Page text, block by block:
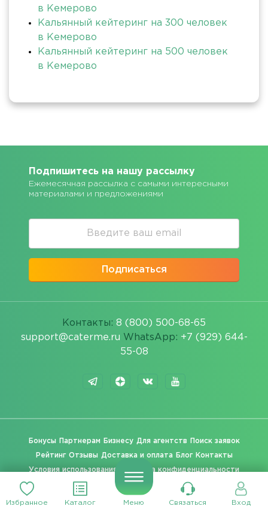
Избранное Каталог Меню Связаться Вход
в Кемерово
Кальянный кейтеринг на 300 человек
в Кемерово
Кальянный кейтеринг на 500 человек
в Кемерово
Подпишитесь на нашу рассылку
Ежемесячная рассылка с самыми интересными
материалами и предложениями
Подписаться
Контакты: 8 (800) 500-68-65
support@caterme.ru WhatsApp: +7 (929) 644-
55-08
Бонусы Партнерам Бизнесу Для агентств Поиск заявок
Рейтинг Отзывы Доставка и оплата Блог Контакты
Условия использования Политика конфиденциальности
Вакансии Карта сайта